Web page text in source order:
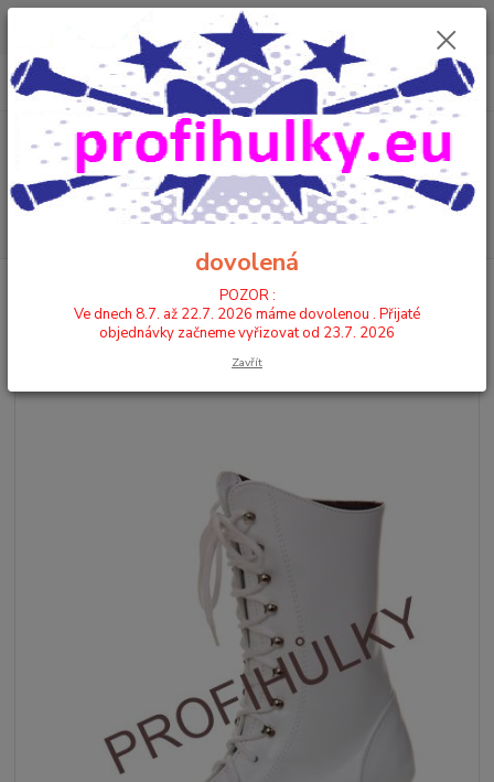
POZOR : Ve dnech 8.7. až 22.7. 2026 máme dovolenou . Přijaté
objednávky začneme vyřizovat od 23.7. 2026
Menu
CZK
+420 602 446 844 0ks
za0,00 Kč
9261 - KŮŽE
dovolená
POZOR :
Ve dnech 8.7. až 22.7. 2026 máme dovolenou . Přijaté
objednávky začneme vyřizovat od 23.7. 2026
Zavřít